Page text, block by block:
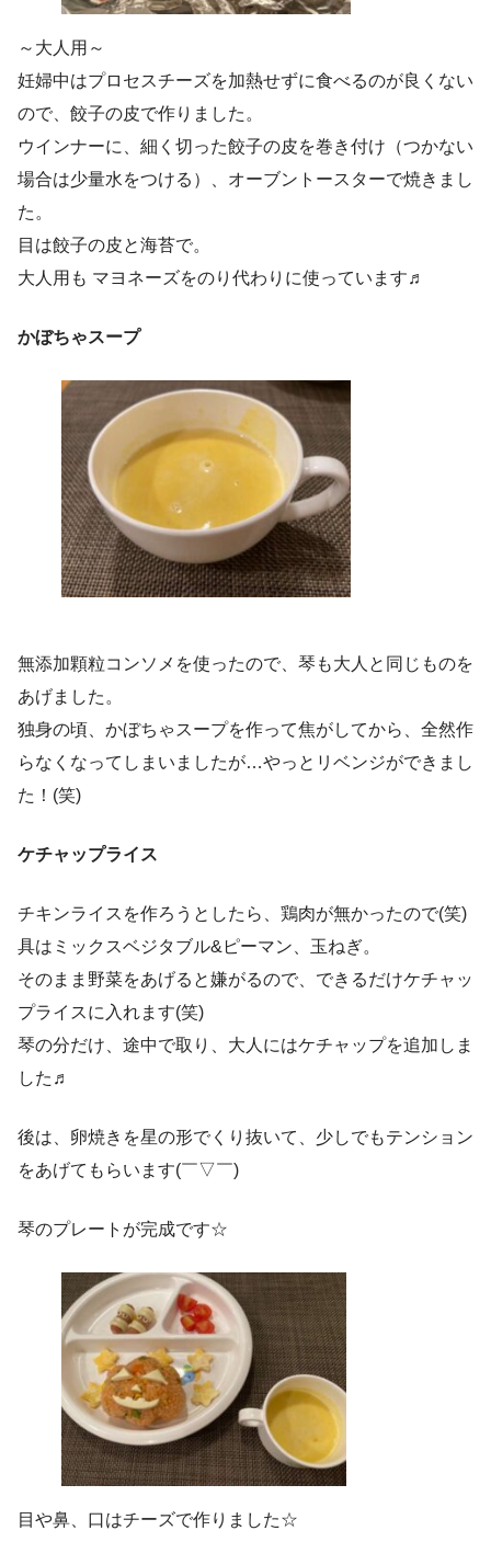
～大人用～
妊婦中はプロセスチーズを加熱せずに食べるのが良くない
ので、餃子の皮で作りました。
ウインナーに、細く切った餃子の皮を巻き付け（つかない
場合は少量水をつける）、オーブントースターで焼きまし
た。
目は餃子の皮と海苔で。
大人用も マヨネーズをのり代わりに使っています♬
かぼちゃスープ
無添加顆粒コンソメを使ったので、琴も大人と同じものを
あげました。
独身の頃、かぼちゃスープを作って焦がしてから、全然作
らなくなってしまいましたが…やっとリベンジができまし
た！(笑)
ケチャップライス
チキンライスを作ろうとしたら、鶏肉が無かったので(笑)
具はミックスベジタブル&ピーマン、玉ねぎ。
そのまま野菜をあげると嫌がるので、できるだけケチャッ
プライスに入れます(笑)
琴の分だけ、途中で取り、大人にはケチャップを追加しま
した♬
後は、卵焼きを星の形でくり抜いて、少しでもテンション
をあげてもらいます(￣▽￣)
琴のプレートが完成です☆
目や鼻、口はチーズで作りました☆